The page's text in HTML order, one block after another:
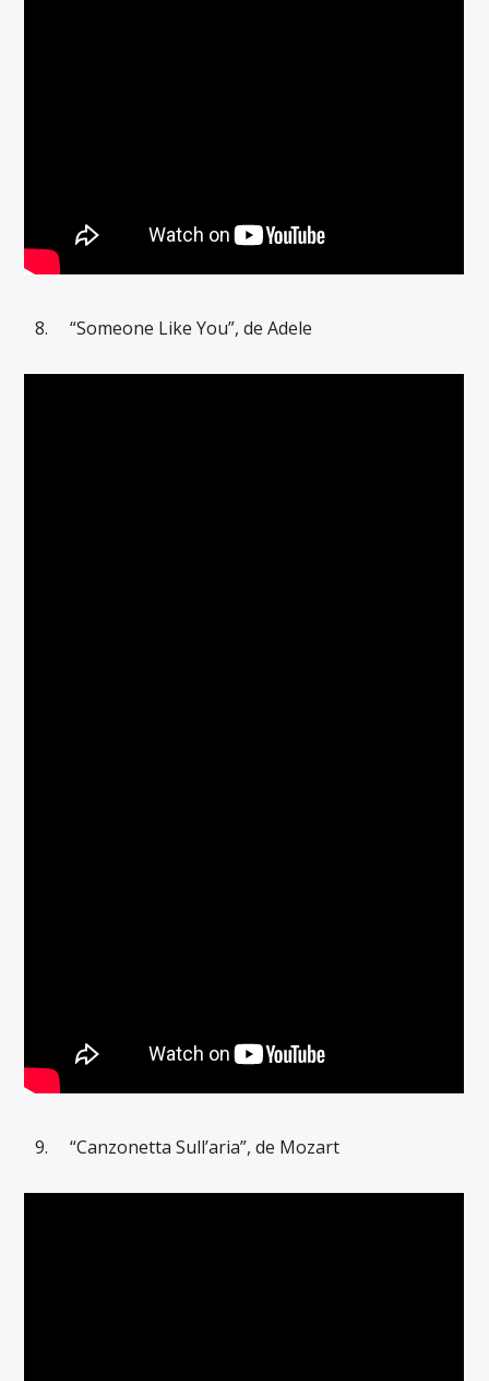
“Someone Like You”, de Adele
“Canzonetta Sull’aria”, de Mozart